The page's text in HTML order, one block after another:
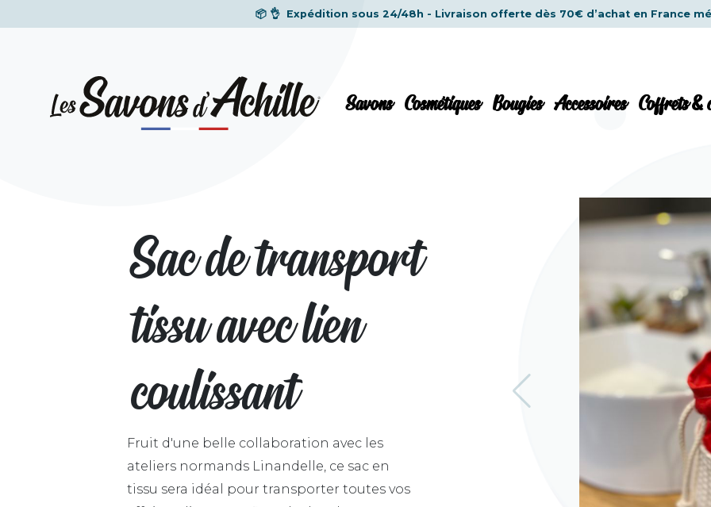
📦 👌 Expédition sous 24/48h - Livraison offerte dès 70€ d’achat en France
Savons Cosmétiques Bougies Accessoires Coffrets &
Sac de transport
tissu avec lien
coulissant
Fruit d'une belle collaboration avec les
ateliers normands Linandelle, ce sac en
tissu sera idéal pour transporter toutes vos